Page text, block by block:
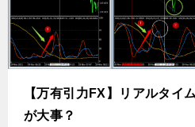
【万有引力FX】リアルタイ
が大事？